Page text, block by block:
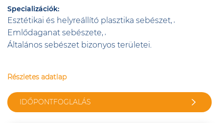
Specializációk:
Esztétikai és helyreállító plasztika sebészet,
Emlődaganat sebészete,
Általános sebészet bizonyos területei.
Részletes adatlap
IDŐPONTFOGLALÁS